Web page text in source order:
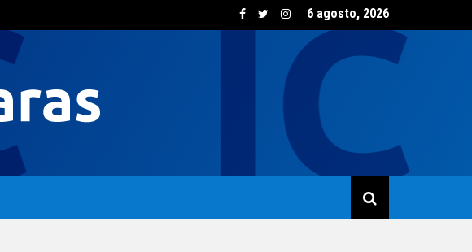
El consumo de vino creció un 5,8% en junio impulsado por las opciones
6 agosto, 2026